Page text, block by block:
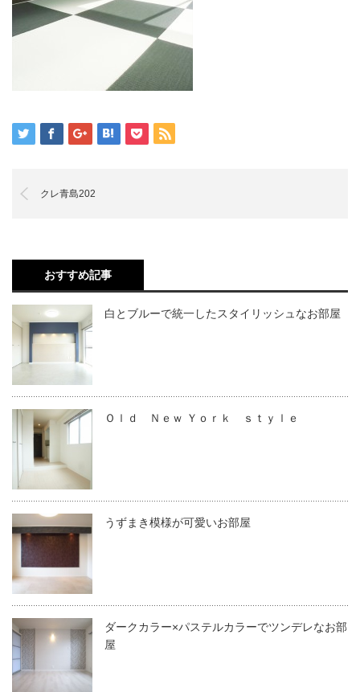
クレ青島202
おすすめ記事
白とブルーで統一したスタイリッシュなお部屋
Ｏｌｄ Ｎｅｗ Ｙｏｒｋ ｓｔｙｌｅ
うずまき模様が可愛いお部屋
ダークカラー×パステルカラーでツンデレなお部
屋